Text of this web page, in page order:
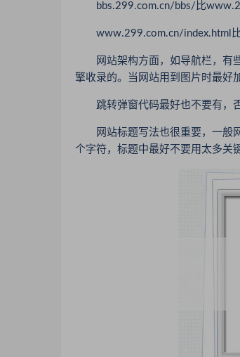
bbs.299.com.cn/bbs/比
www.299.com.cn/index.html比
网站架构方面，如导航栏，有些
擎收录的。当网站用到图片时最好
跳转弹窗代码最好也不要有，否
网站标题写法也很重要，一般网
个字符，标题中最好不要用太多关